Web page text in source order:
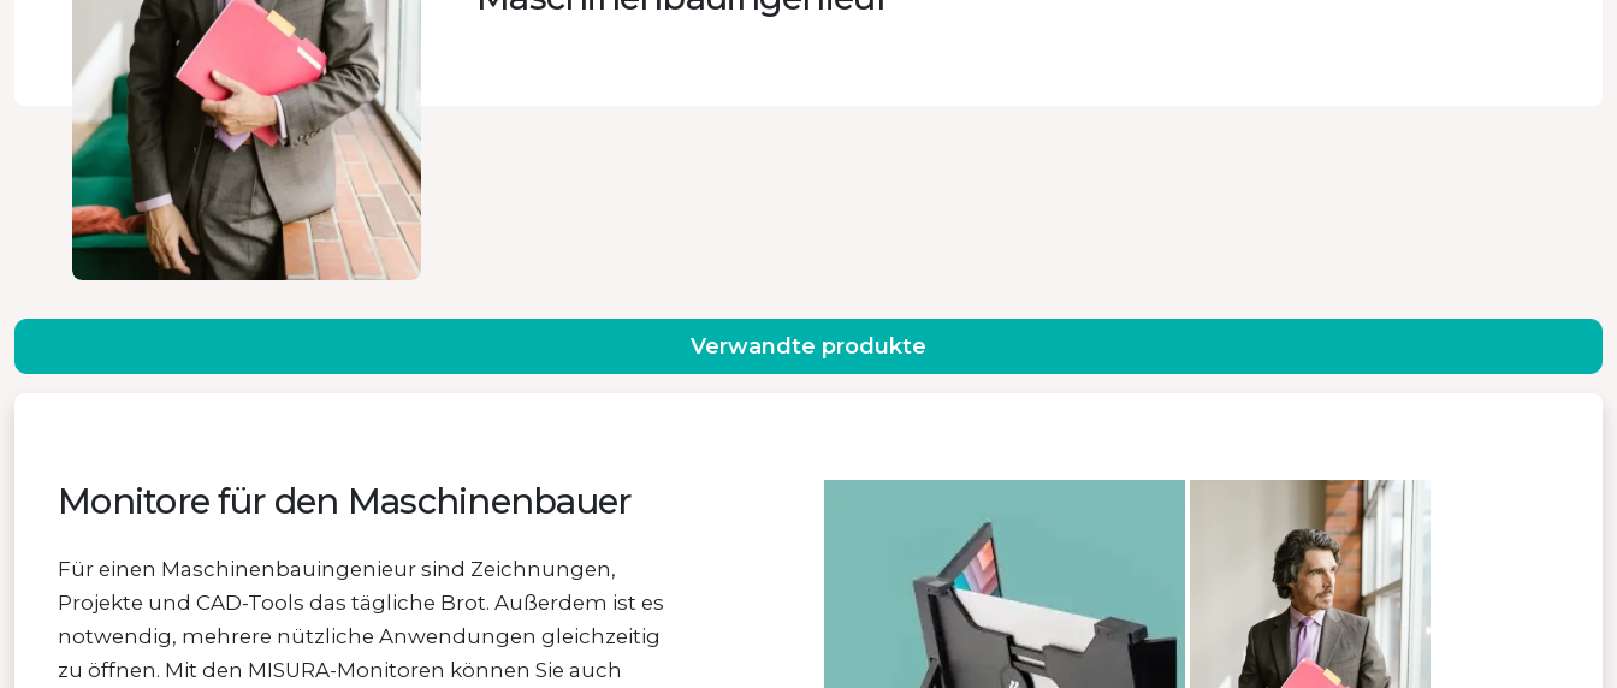
Monitore für den Maschinenbauer
Für einen Maschinenbauingenieur sind Zeichnungen,
Projekte und CAD-Tools das tägliche Brot. Außerdem ist es
notwendig, mehrere nützliche Anwendungen gleichzeitig
zu öffnen. Mit den MISURA-Monitoren können Sie auch
Verwandte produkte